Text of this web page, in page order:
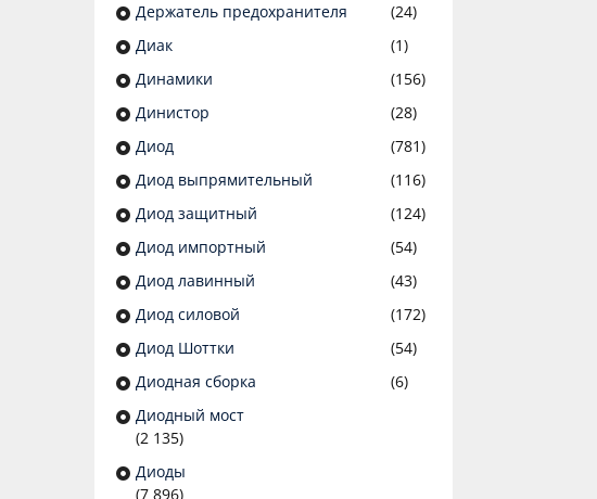
Держатель предохранителя
(24)
Диак
(1)
Динамики
(156)
Динистор
(28)
Диод
(781)
Диод выпрямительный
(116)
Диод защитный
(124)
Диод импортный
(54)
Диод лавинный
(43)
Диод силовой
(172)
Диод Шоттки
(54)
Диодная сборка
(6)
Диодный мост
(2 135)
Диоды
(7 896)